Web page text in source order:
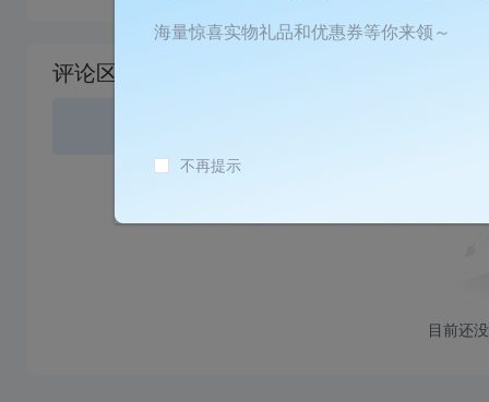
失
评论区
目前还
海量惊喜实物礼品和优惠券等你来领～
不再提示